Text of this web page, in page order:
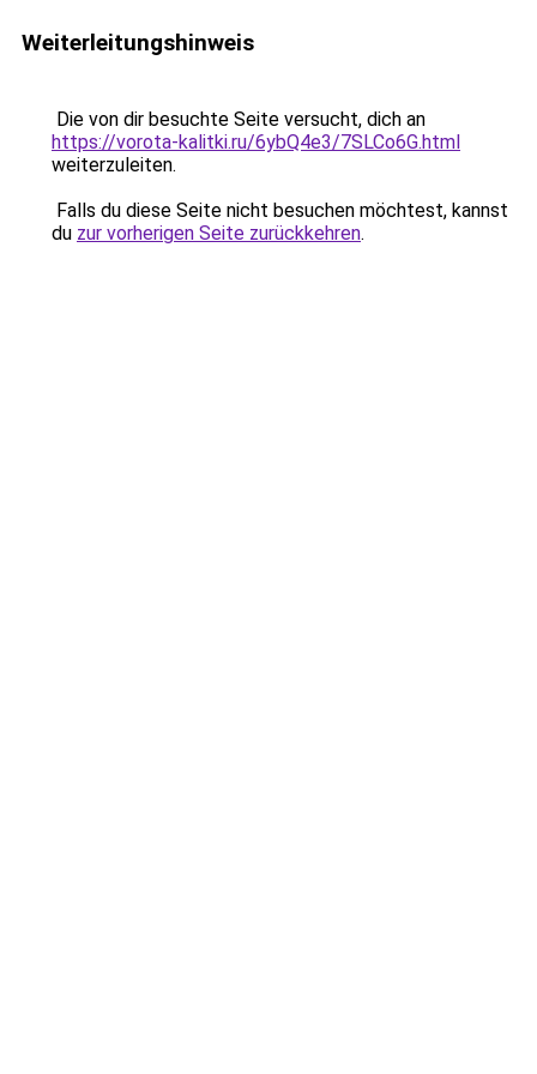
Weiterleitungshinweis
Die von dir besuchte Seite versucht, dich an
https://vorota-kalitki.ru/6ybQ4e3/7SLCo6G.html
weiterzuleiten.
Falls du diese Seite nicht besuchen möchtest, kannst
du zur vorherigen Seite zurückkehren.